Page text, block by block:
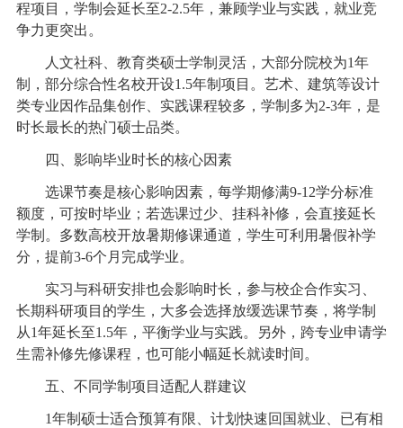
程项目，学制会延长至2-2.5年，兼顾学业与实践，就业竞
争力更突出。
人文社科、教育类硕士学制灵活，大部分院校为1年
制，部分综合性名校开设1.5年制项目。艺术、建筑等设计
类专业因作品集创作、实践课程较多，学制多为2-3年，是
时长最长的热门硕士品类。
四、影响毕业时长的核心因素
选课节奏是核心影响因素，每学期修满9-12学分标准
额度，可按时毕业；若选课过少、挂科补修，会直接延长
学制。多数高校开放暑期修课通道，学生可利用暑假补学
分，提前3-6个月完成学业。
实习与科研安排也会影响时长，参与校企合作实习、
长期科研项目的学生，大多会选择放缓选课节奏，将学制
从1年延长至1.5年，平衡学业与实践。另外，跨专业申请学
生需补修先修课程，也可能小幅延长就读时间。
五、不同学制项目适配人群建议
1年制硕士适合预算有限、计划快速回国就业、已有相